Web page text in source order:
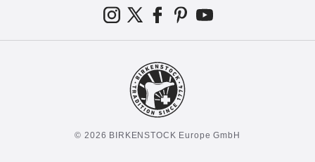
© 2026 BIRKENSTOCK Europe GmbH